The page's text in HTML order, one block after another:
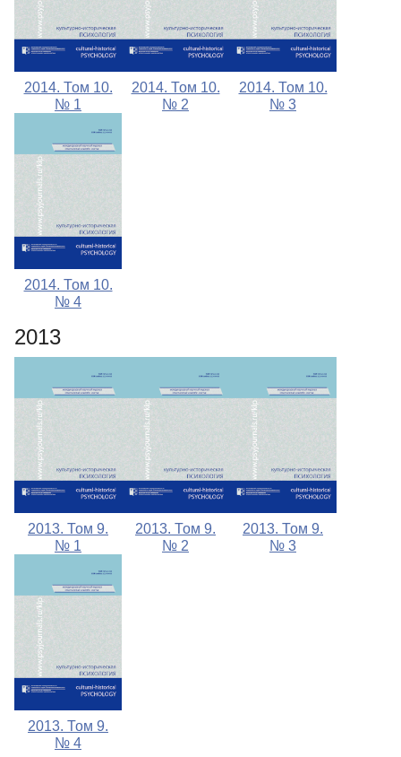
2014. Том 10.
№ 1
2014. Том 10.
№ 2
2014. Том 10.
№ 3
2014. Том 10.
№ 4
2013
2013. Том 9.
№ 1
2013. Том 9.
№ 2
2013. Том 9.
№ 3
2013. Том 9.
№ 4